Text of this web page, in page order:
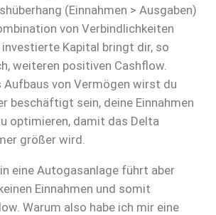
(Einnahmen > Ausgaben)
von Verbindlichkeiten
Kapital bringt dir, so
weiteren positiven Cashflow.
Aufbaus von Vermögen wirst du
beschäftigt sein, deine Einnahmen
optimieren, damit das Delta
größer wird.
eine Autogasanlage führt aber
Einnahmen und somit
Warum also habe ich mir eine